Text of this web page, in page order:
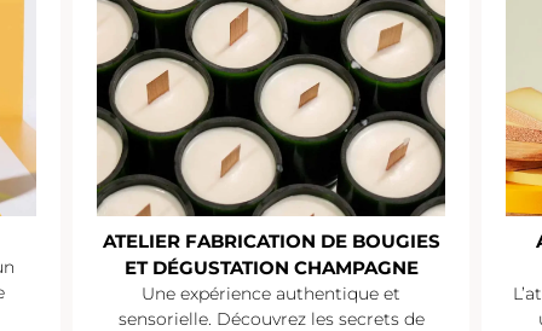
ATELIER FABRICATION DE BOUGIES
ET DÉGUSTATION CHAMPAGNE
Une expérience authentique et
sensorielle. Découvrez les secrets de